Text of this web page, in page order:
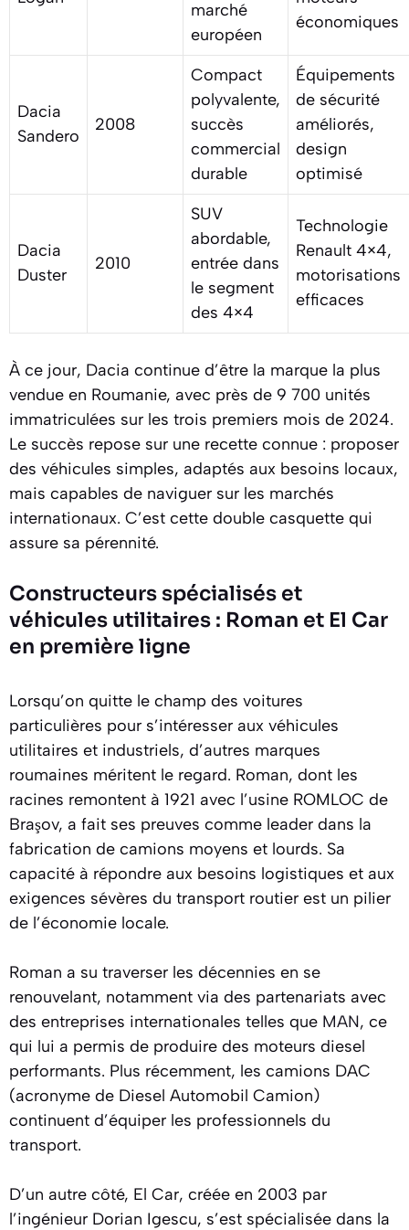
marché
européen
économiques
Dacia
Sandero
2008
Compact
polyvalente,
succès
commercial
durable
Équipements
de sécurité
améliorés,
design
optimisé
Dacia
Duster
2010
SUV
abordable,
entrée dans
le segment
des 4×4
Technologie
Renault 4×4,
motorisations
efficaces
À ce jour, Dacia continue d’être la marque la plus
vendue en Roumanie, avec près de 9 700 unités
immatriculées sur les trois premiers mois de 2024.
Le succès repose sur une recette connue : proposer
des véhicules simples, adaptés aux besoins locaux,
mais capables de naviguer sur les marchés
internationaux. C’est cette double casquette qui
assure sa pérennité.
Constructeurs spécialisés et
véhicules utilitaires : Roman et El Car
en première ligne
Lorsqu’on quitte le champ des voitures
particulières pour s’intéresser aux véhicules
utilitaires et industriels, d’autres marques
roumaines méritent le regard. Roman, dont les
racines remontent à 1921 avec l’usine ROMLOC de
Braşov, a fait ses preuves comme leader dans la
fabrication de camions moyens et lourds. Sa
capacité à répondre aux besoins logistiques et aux
exigences sévères du transport routier est un pilier
de l’économie locale.
Roman a su traverser les décennies en se
renouvelant, notamment via des partenariats avec
des entreprises internationales telles que MAN, ce
qui lui a permis de produire des moteurs diesel
performants. Plus récemment, les camions DAC
(acronyme de Diesel Automobil Camion)
continuent d’équiper les professionnels du
transport.
D’un autre côté, El Car, créée en 2003 par
l’ingénieur Dorian Igescu, s’est spécialisée dans la